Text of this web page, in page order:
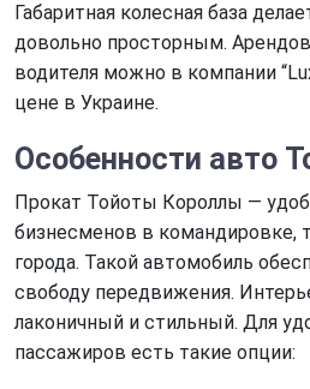
Габаритная колесная база
довольно просторным.
водителя можно в компании
цене в Украине.
Особенности авто
Прокат Тойоты Короллы —
бизнесменов в командировке,
города. Такой автомобиль
свободу передвижения.
лаконичный и стильный. Для
пассажиров есть такие опции: